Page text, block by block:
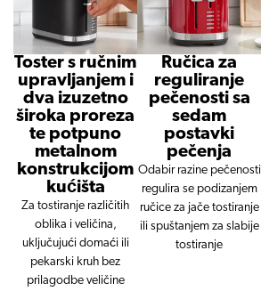
Toster s ručnim
upravljanjem i
dva izuzetno
široka proreza
te potpuno
metalnom
konstrukcijom
kućišta
Za tostiranje različitih
oblika i veličina,
uključujući domaći ili
pekarski kruh bez
prilagodbe veličine
Ručica za
reguliranje
pečenosti sa
sedam
postavki
pečenja
Odabir razine pečenosti
regulira se podizanjem
ručice za jače tostiranje
ili spuštanjem za slabije
tostiranje